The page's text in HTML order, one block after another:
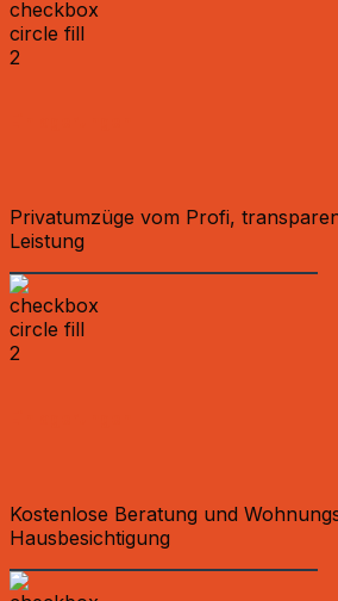
Privatumzüge vom Profi,
Leistung
Kostenlose Beratung und
Hausbesichtigung